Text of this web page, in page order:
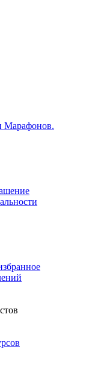
Марафонов.